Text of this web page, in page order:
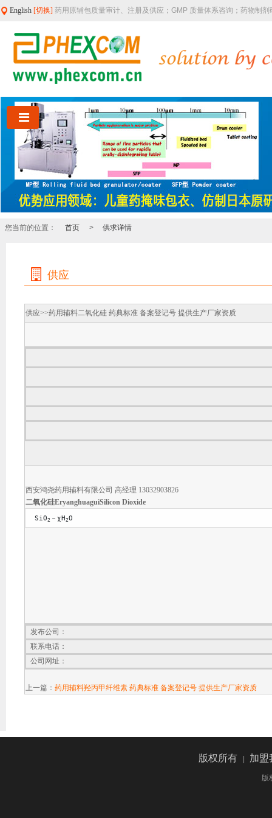
English [切换] 药用原辅包质量审计、注册及供应；GMP 质量体系咨询；药物制
您当前的位置： 首页 > 供求详情
供应
供应>>药用辅料二氧化硅 药典标准 备案登记号 提供生产厂家资质
西安鸿尧药用辅料有限公司 高经理 13032903826
二氧化硅EryanghuaguiSilicon Dioxide
SiO2 －χH2O                                               [14464-46-1]
发布公司：
联系电话：
公司网址：
上一篇：药用辅料羟丙甲纤维素 药典标准 备案登记号 提供生产厂家资质
版权所有 加
版